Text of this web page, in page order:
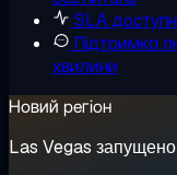
SLA
Підтримка
хвилини
Новий регіон
Las Vegas запущено